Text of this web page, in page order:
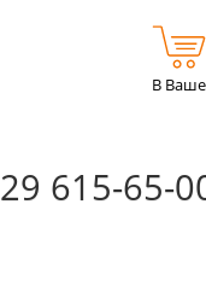
615-65-
В